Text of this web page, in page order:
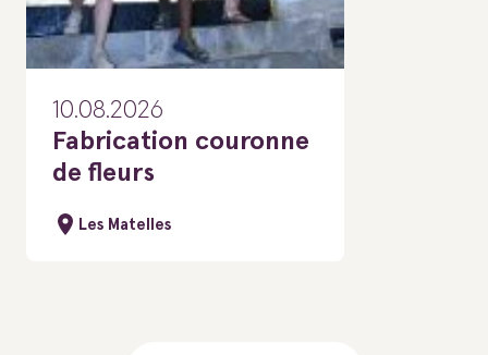
10.08.2026
Fabrication couronne
de fleurs
Les Matelles